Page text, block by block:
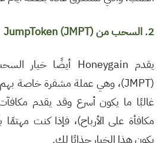
2. السحب من JumpToken (JMPT)
مكافأة على الأرباح)، فإذا كنت مهتمًا
يكون هذا الخيار جذابًا لك.